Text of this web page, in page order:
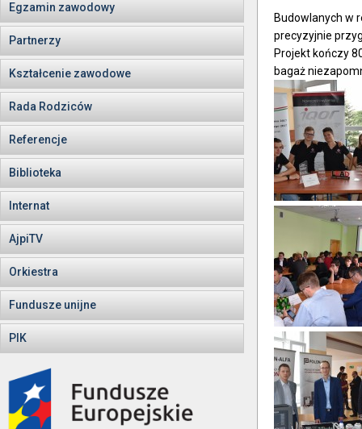
Egzamin zawodowy
Partnerzy
Kształcenie zawodowe
Rada Rodziców
Referencje
Biblioteka
Internat
AjpiTV
Orkiestra
Fundusze unijne
PIK
Budowlanych w
precyzyjnie
Projekt kończy
bagaż